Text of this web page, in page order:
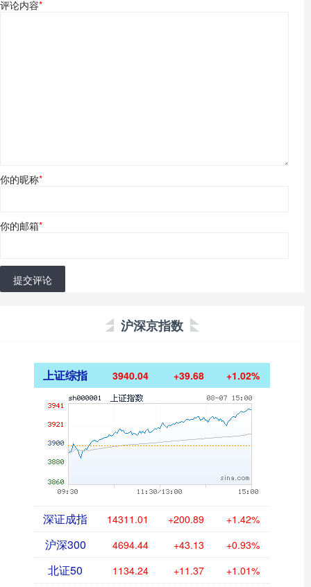
评论内容*
你的昵称*
你的邮箱*
提交评论
沪深京指数
上证综指 3940.04 +39.68 +1.02%
深证成指 14311.01 +200.89 +1.42%
沪深300 4694.44 +43.13 +0.93%
北证50 1134.24 +11.37 +1.01%